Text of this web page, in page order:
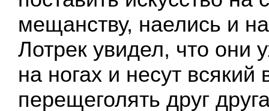
мещанству, наелись и
Лотрек увидел, что они
на ногах и несут всякий
перещеголять друг